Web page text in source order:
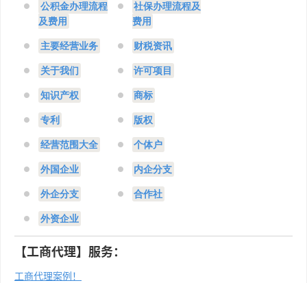
公积金办理流程
及费用
社保办理流程及
费用
主要经营业务 财税资讯
关于我们 许可项目
知识产权 商标
专利 版权
经营范围大全 个体户
外国企业 内企分支
外企分支 合作社
外资企业
【工商代理】服务：
工商代理案例！